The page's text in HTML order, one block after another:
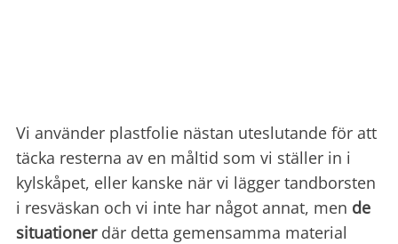
Vi använder plastfolie nästan uteslutande för att
täcka resterna av en måltid som vi ställer in i
kylskåpet, eller kanske när vi lägger tandborsten
i resväskan och vi inte har något annat, men de
situationerdär detta gemensamma material